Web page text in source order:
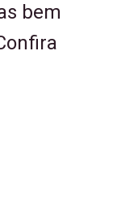
bem